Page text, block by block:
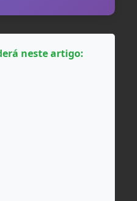
neste artigo: